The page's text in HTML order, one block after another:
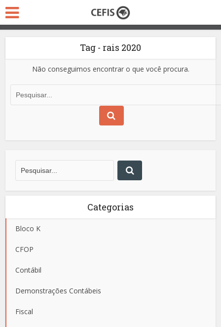
Tag - rais 2020
Não conseguimos encontrar o que você procura.
Categorias
Bloco K
CFOP
Contábil
Demonstrações Contábeis
Fiscal